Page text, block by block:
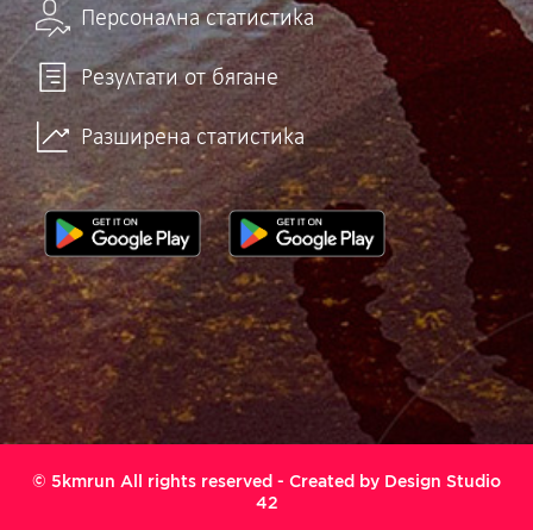
Персонална статистика
Резултати от бягане
Разширена статистика
© 5kmrun All rights reserved - Created by Design Studio
42